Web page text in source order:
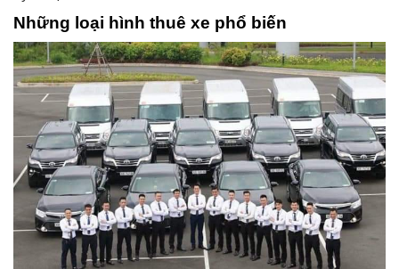
Những loại hình thuê xe phổ biến